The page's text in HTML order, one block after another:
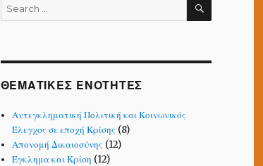
Search
for:
ΘΕΜΑΤΙΚΕΣ ΕΝΟΤΗΤΕΣ
Αντεγκληματική Πολιτική και Κοινωνικός
Έλεγχος σε εποχή Κρίσης (8)
Απονομή Δικαιοσύνης (12)
Έγκλημα και Κρίση (12)